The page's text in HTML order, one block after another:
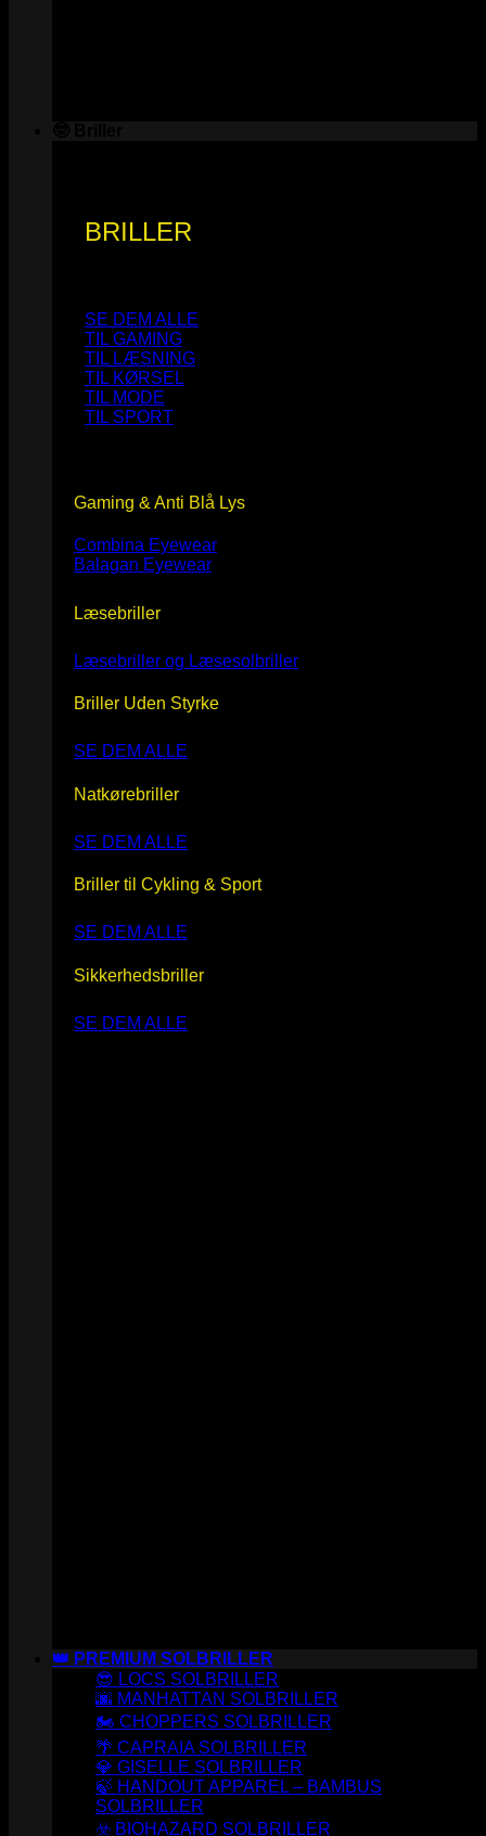
BRILLER
SE DEM ALLE
TIL GAMING
TIL LÆSNING
TIL KØRSEL
TIL MODE
TIL SPORT
Gaming & Anti Blå Lys
Combina Eyewear
Balagan Eyewear
Læsebriller
Læsebriller og Læsesolbriller
Briller Uden Styrke
SE DEM ALLE
Natkørebriller
SE DEM ALLE
Briller til Cykling & Sport
SE DEM ALLE
Sikkerhedsbriller
SE DEM ALLE
👑 PREMIUM SOLBRILLER
😎 LOCS SOLBRILLER
🌆 MANHATTAN SOLBRILLER
🏍️ CHOPPERS SOLBRILLER
🌴 CAPRAIA SOLBRILLER
💎 GISELLE SOLBRILLER
🍃 HANDOUT APPAREL – BAMBUS
SOLBRILLER
☣️ BIOHAZARD SOLBRILLER